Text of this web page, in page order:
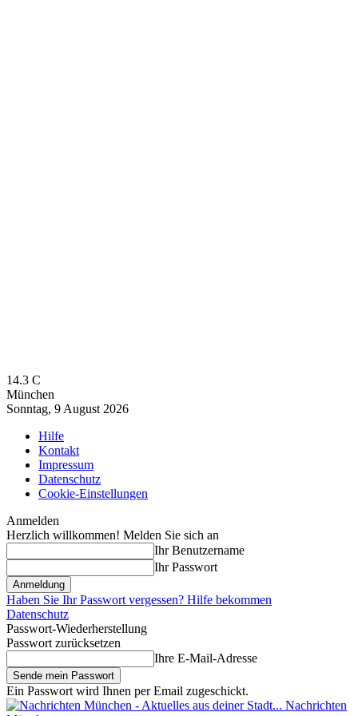
14.3 C
München
Sonntag, 9 August 2026
Hilfe
Kontakt
Impressum
Datenschutz
Cookie-Einstellungen
Anmelden
Herzlich willkommen! Melden Sie sich an
Ihr Benutzername
Ihr Passwort
Haben Sie Ihr Passwort vergessen? Hilfe bekommen
Datenschutz
Passwort-Wiederherstellung
Passwort zurücksetzen
Ihre E-Mail-Adresse
Ein Passwort wird Ihnen per Email zugeschickt.
Nachrichten